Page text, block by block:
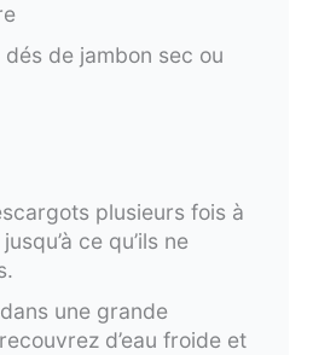
dés de jambon sec ou
plusieurs fois à
ce qu’ils ne
une grande
d’eau froide et